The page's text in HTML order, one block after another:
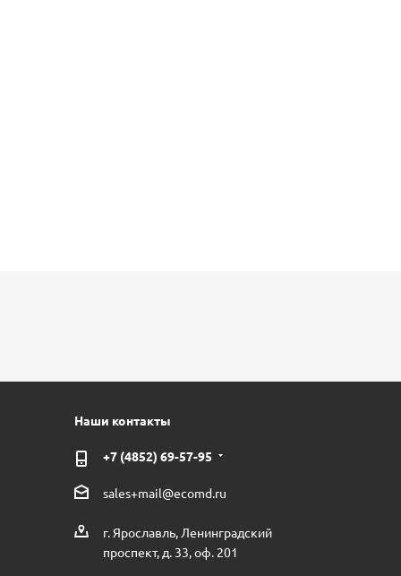
Наши контакты
+7 (4852) 69-57-95
sales+mail@ecomd.ru
г. Ярославль, Ленинградский
проспект, д. 33, оф. 201